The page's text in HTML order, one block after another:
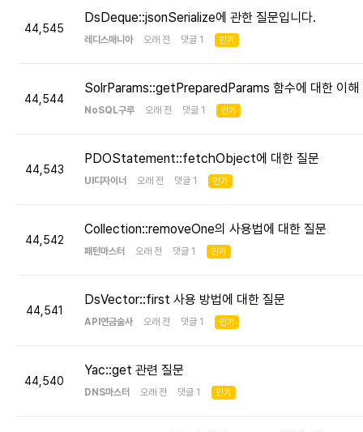
44,545
DsDeque::jsonSerialize에 관한 질문입니다.
레디스매니아 오래 전 댓글 1 인기
44,544
SolrParams::getPreparedParams 함수에 대한 이해
NoSQL구루 오래 전 댓글 1 인기
44,543
PDOStatement::fetchObject에 대한 질문
UI디자이너 오래 전 댓글 1 인기
44,542
Collection::removeOne의 사용법에 대한 질문
패턴마스터 오래 전 댓글 1 인기
44,541
DsVector::first 사용 방법에 대한 질문
API연금술사 오래 전 댓글 1 인기
44,540
Yac::get 관련 질문
DNS마스터 오래 전 댓글 1 인기